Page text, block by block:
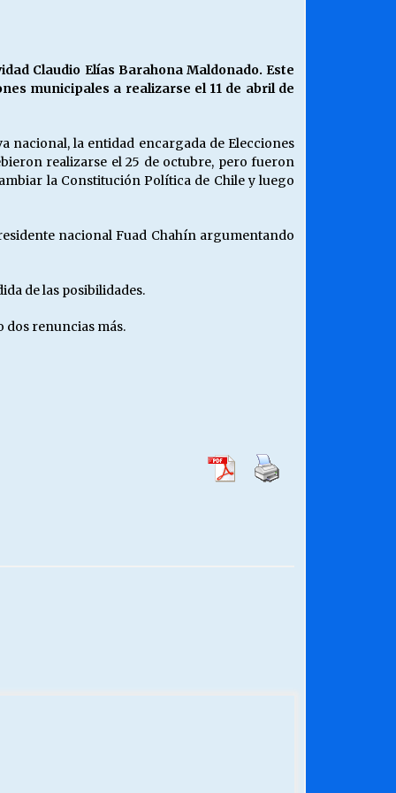
16/05/2026
Chile y sus segmentos de la riqueza
Claudio Elías Barahona Maldonado. Este
municipales a realizarse el 11 de abril de
nacional, la entidad encargada de Elecciones
realizarse el 25 de octubre, pero fueron
la Constitución Política de Chile y luego
nacional Fuad Chahín argumentando
de las posibilidades.
dos renuncias más.